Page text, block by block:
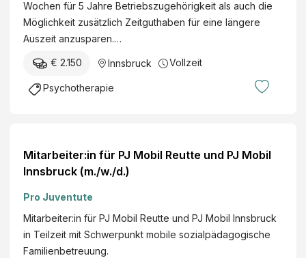
Wochen für 5 Jahre Betriebszugehörigkeit als auch die
Möglichkeit zusätzlich Zeitguthaben für eine längere
Auszeit anzusparen.…
€ 2.150 Innsbruck Vollzeit
Psychotherapie
Mitarbeiter:in für PJ Mobil Reutte und PJ Mobil
Innsbruck (m./w./d.)
Pro Juventute
Mitarbeiter:in für PJ Mobil Reutte und PJ Mobil Innsbruck
in Teilzeit mit Schwerpunkt mobile sozialpädagogische
Familienbetreuung.